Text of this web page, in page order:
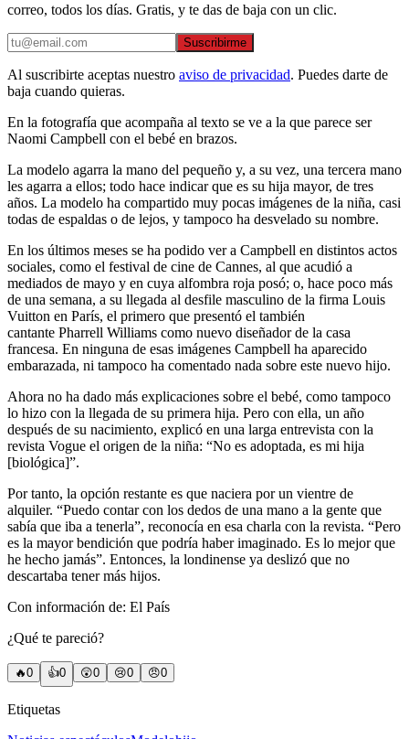
correo, todos los días. Gratis, y te das de baja con un clic.
Suscribirme
Al suscribirte aceptas nuestro aviso de privacidad. Puedes darte de
baja cuando quieras.
En la fotografía que acompaña al texto se ve a la que parece ser
Naomi Campbell con el bebé en brazos.
La modelo agarra la mano del pequeño y, a su vez, una tercera mano
les agarra a ellos; todo hace indicar que es su hija mayor, de tres
años. La modelo ha compartido muy pocas imágenes de la niña, casi
todas de espaldas o de lejos, y tampoco ha desvelado su nombre.
En los últimos meses se ha podido ver a Campbell en distintos actos
sociales, como el festival de cine de Cannes, al que acudió a
mediados de mayo y en cuya alfombra roja posó; o, hace poco más
de una semana, a su llegada al desfile masculino de la firma Louis
Vuitton en París, el primero que presentó el también
cantante Pharrell Williams como nuevo diseñador de la casa
francesa. En ninguna de esas imágenes Campbell ha aparecido
embarazada, ni tampoco ha comentado nada sobre este nuevo hijo.
Ahora no ha dado más explicaciones sobre el bebé, como tampoco
lo hizo con la llegada de su primera hija. Pero con ella, un año
después de su nacimiento, explicó en una larga entrevista con la
revista Vogue el origen de la niña: “No es adoptada, es mi hija
[biológica]”.
Por tanto, la opción restante es que naciera por un vientre de
alquiler. “Puedo contar con los dedos de una mano a la gente que
sabía que iba a tenerla”, reconocía en esa charla con la revista. “Pero
es la mayor bendición que podría haber imaginado. Es lo mejor que
he hecho jamás”. Entonces, la londinense ya deslizó que no
descartaba tener más hijos.
Con información de: El País
¿Qué te pareció?
🔥0 👍0 😲0 😢0 😠0
Etiquetas